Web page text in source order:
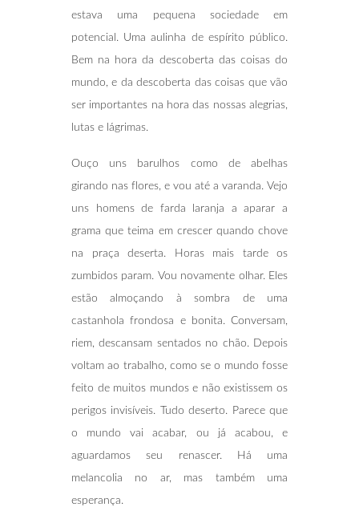
estava uma pequena sociedade em
potencial. Uma aulinha de espírito público.
Bem na hora da descoberta das coisas do
mundo, e da descoberta das coisas que vão
ser importantes na hora das nossas alegrias,
lutas e lágrimas.
Ouço uns barulhos como de abelhas
girando nas flores, e vou até a varanda. Vejo
uns homens de farda laranja a aparar a
grama que teima em crescer quando chove
na praça deserta. Horas mais tarde os
zumbidos param. Vou novamente olhar. Eles
estão almoçando à sombra de uma
castanhola frondosa e bonita. Conversam,
riem, descansam sentados no chão. Depois
voltam ao trabalho, como se o mundo fosse
feito de muitos mundos e não existissem os
perigos invisíveis. Tudo deserto. Parece que
o mundo vai acabar, ou já acabou, e
aguardamos seu renascer. Há uma
melancolia no ar, mas também uma
esperança.